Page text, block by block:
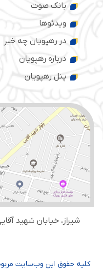
بانک صوت
ویدئوها
در رهپویان چه خبر
درباره رهپویان
پنل رهپویان
شیراز، خیابان شهید
کلیه حقوق این وب‌سایت